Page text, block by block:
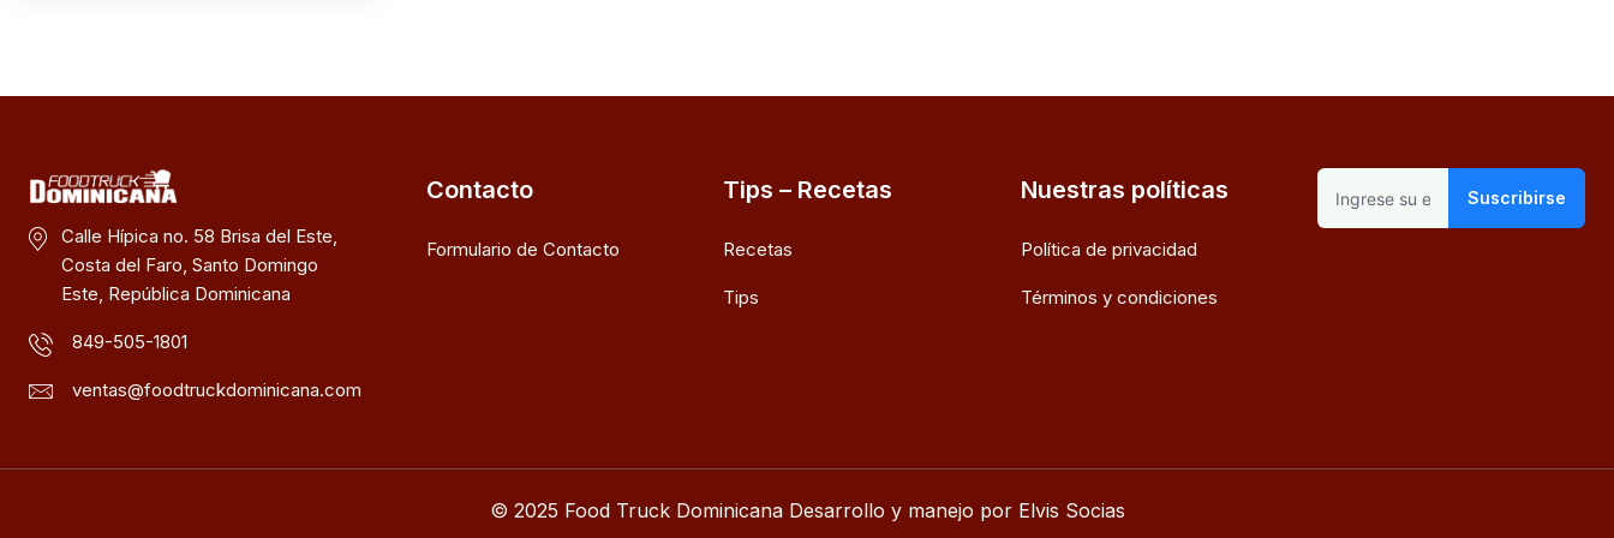
Calle Hípica no. 58 Brisa del Este,
Costa del Faro, Santo Domingo
Este, República Dominicana
849-505-1801
ventas@foodtruckdominicana.com
Contacto
Formulario de Contacto
Tips – Recetas
Recetas
Tips
Nuestras políticas
Política de privacidad
Términos y condiciones
Suscribirse
© 2025 Food Truck Dominicana Desarrollo y manejo por Elvis Socias